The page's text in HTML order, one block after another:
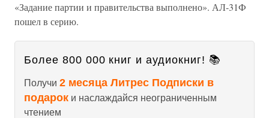
«Задание партии и правительства выполнено». АЛ-31Ф
пошел в серию.
Более 800 000 книг и аудиокниг! 📚
Получи 2 месяца Литрес Подписки в
подарок и наслаждайся неограниченным
чтением